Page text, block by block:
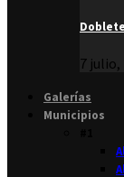
7 julio,
Galerías
Municipios